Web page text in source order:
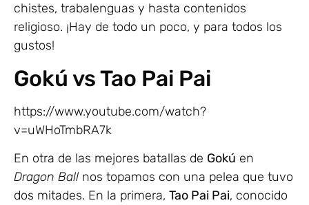
chistes, trabalenguas y hasta contenidos
religioso. ¡Hay de todo un poco, y para todos los
gustos!
Gokú vs Tao Pai Pai
https://www.youtube.com/watch?
v=uWHoTmbRA7k
En otra de las mejores batallas de Gokú en
Dragon Ball nos topamos con una pelea que tuvo
dos mitades. En la primera, Tao Pai Pai, conocido